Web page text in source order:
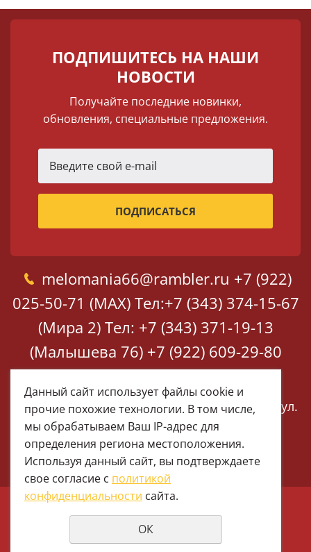
ПОДПИШИТЕСЬ НА НАШИ
НОВОСТИ
Получайте последние новинки,
обновления, специальные предложения.
melomania66@rambler.ru +7 (922)
025-50-71 (MAX) Тел:+7 (343) 374-15-67
(Мира 2) Тел: +7 (343) 371-19-13
(Малышева 76) +7 (922) 609-29-80
(MAX)
Екатеринбург, ул. Мира 2
Екатеринбург, ул.
Малышева 76
© 1997 - 2026 Меломания
Политика конфиденциальности
Данный сайт использует файлы cookie и
прочие похожие технологии. В том числе,
мы обрабатываем Ваш IP-адрес для
определения региона местоположения.
Используя данный сайт, вы подтверждаете
свое согласие с политикой
конфиденциальности сайта.
ОК